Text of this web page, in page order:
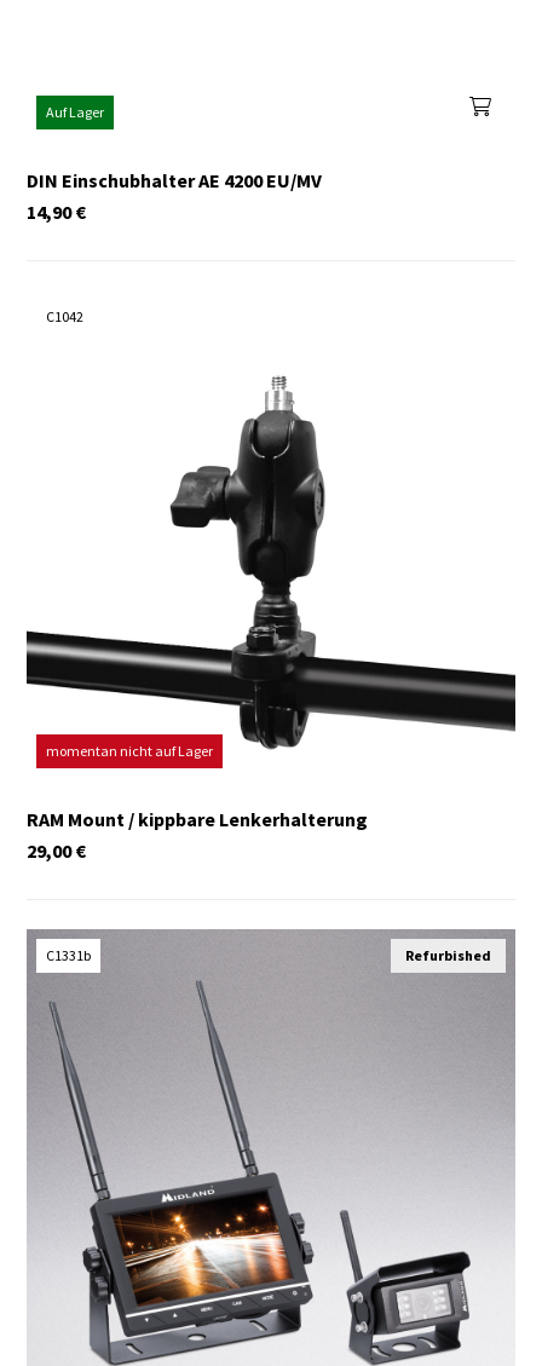
Auf Lager
DIN Einschubhalter AE 4200 EU/MV
€
14,90
C1042
momentan nicht auf Lager
RAM Mount / kippbare Lenkerhalterung
€
29,00
Refurbished
C1331b